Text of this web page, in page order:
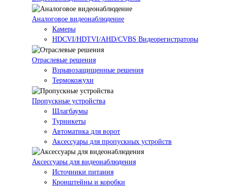
Аналоговое видеонаблюдение
Камеры
HDCVI/HDTVI/AHD/CVBS Видеорегистраторы
Отраслевые решения
Взрывозащищенные решения
Термокожухи
Пропускные устройства
Шлагбаумы
Турникеты
Автоматика для ворот
Аксессуары для пропускных устройств
Аксессуары для видеонаблюдения
Источники питания
Кронштейны и коробки